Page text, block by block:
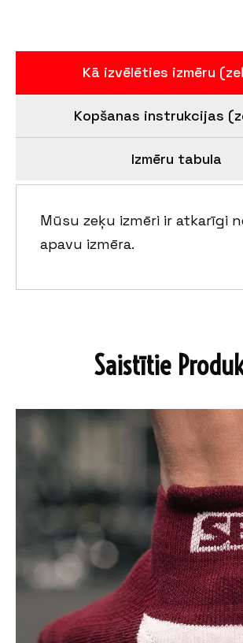
Kā izvēlēties izmēru
Kopšanas instrukcijas
Izmēru tabula
Mūsu zeķu izmēri ir atkarīgi
apavu izmēra.
Saistītie